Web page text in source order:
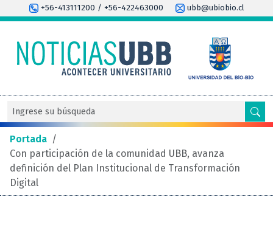
+56-413111200 / +56-422463000 ubb@ubiobio.cl
Portada /
Con participación de la comunidad UBB, avanza
definición del Plan Institucional de Transformación
Digital